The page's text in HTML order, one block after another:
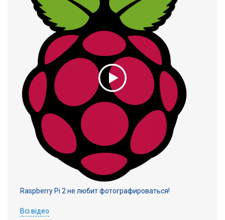
Raspberry Pi 2 не любит фотографироваться!
Всі відео